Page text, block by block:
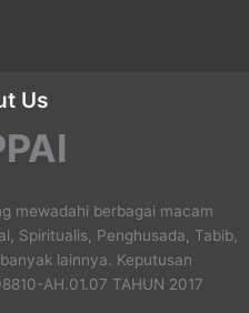
Us
mewadahi berbagai macam
Spiritualis, Penghusada, Tabib,
lainnya. Keputusan
AH.01.07 TAHUN 2017